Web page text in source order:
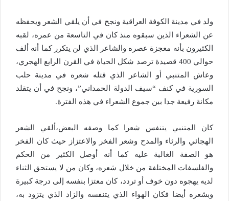
ولد في مدينة الكوفة العراقية ونجح في أن يلقي الشعر ويحفظه
عن الشعراء الذين سبقوه منذ كان في التاسعة من عمره، لقبه
الكثيرون بأنه معجزة عصره والشاعر الذي لن يتكرر كما أنه ألف
حوالي 400 قصيدة ترصد شكل الحياة في القرن الرابع الهجري،
وعاش المتنبي أو الشاعر الذي قتله شعره في مدينة حلب
السورية في كنف “سيف الدولة الحمداني”، ونجح في أن يتقلد
مكانة رفيعة جدا بين جموع الشعراء في هذه الفترة.
كان المتنبي يتنفس شعرا كما وصفه البعض،ألقي الشعر
الهجائي والرثاء والمدح وشعر الفخر والاعتزاز حيث كان الفخر
هو الصفة الغالبة عليه كما أنه أوصل الكثير من الحكم
والفلسفات المختلفة من خلال شعره، وكان من لا يستحق الثناء
لديه يهجوه دون خوف أو تردد، كان معتزا بنفسه إلى درجة كبيرة
وبشعره أيضا فكان الهواء الذي يتنفسه والزاد الذي يتزود به،